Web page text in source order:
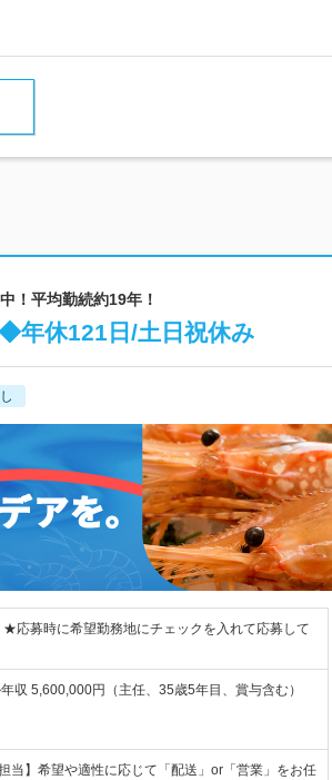
！平均勤続約19年！
年休121日/土日祝休み
応募時に希望勤務地にチェックを入れて応募して
収 5,600,000円（主任、35歳5年目、賞与含む）
当】希望や適性に応じて「配送」or「営業」をお任